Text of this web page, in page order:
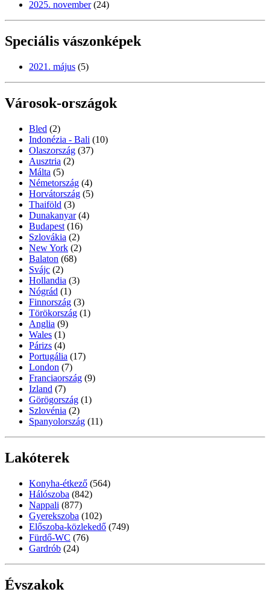
2025. november (24)
Speciális vászonképek
2021. május (5)
Városok-országok
Bled (2)
Indonézia - Bali (10)
Olaszország (37)
Ausztria (2)
Málta (5)
Németország (4)
Horvátország (5)
Thaiföld (3)
Dunakanyar (4)
Budapest (16)
Szlovákia (2)
New York (2)
Balaton (68)
Svájc (2)
Hollandia (3)
Nógrád (1)
Finnország (3)
Törökország (1)
Anglia (9)
Wales (1)
Párizs (4)
Portugália (17)
London (7)
Franciaország (9)
Izland (7)
Görögország (1)
Szlovénia (2)
Spanyolország (11)
Lakóterek
Konyha-étkező (564)
Hálószoba (842)
Nappali (877)
Gyerekszoba (102)
Előszoba-közlekedő (749)
Fürdő-WC (76)
Gardrób (24)
Évszakok